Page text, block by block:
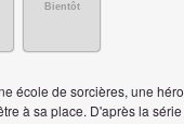
Bientôt
école de sorcières, une
à sa place. D'après la